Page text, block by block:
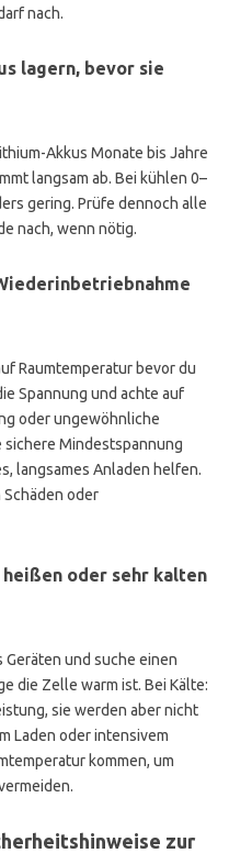
nach.
lagern, bevor sie
Akkus Monate bis Jahre
langsam ab. Bei kühlen 0–
gering. Prüfe dennoch alle
nach, wenn nötig.
Raumtemperatur bevor du
Spannung und achte auf
oder ungewöhnliche
sichere Mindestspannung
langsames Anladen helfen.
oder
heißen oder sehr kalten
Geräten und suche einen
die Zelle warm ist. Bei Kälte:
sie werden aber nicht
Laden oder intensivem
kommen, um
zur